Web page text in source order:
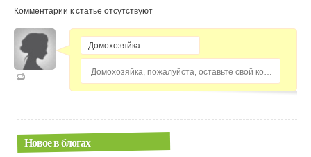
Комментарии к статье отсутствуют
Домохозяйка, пожалуйста, оставьте свой комментарий...
Новое в блогах